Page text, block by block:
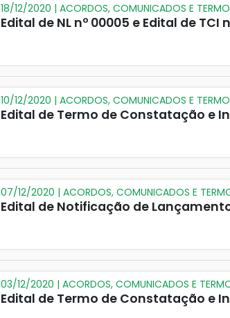
18/12/2020 | ACORDOS, COMUNICADOS E
Edital de NL nº 00005 e Edital de TCI
10/12/2020 | ACORDOS, COMUNICADOS E
Edital de Termo de Constatação e
07/12/2020 | ACORDOS, COMUNICADOS E
Edital de Notificação de
03/12/2020 | ACORDOS, COMUNICADOS E
Edital de Termo de Constatação e